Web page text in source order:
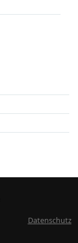
Datenschutz